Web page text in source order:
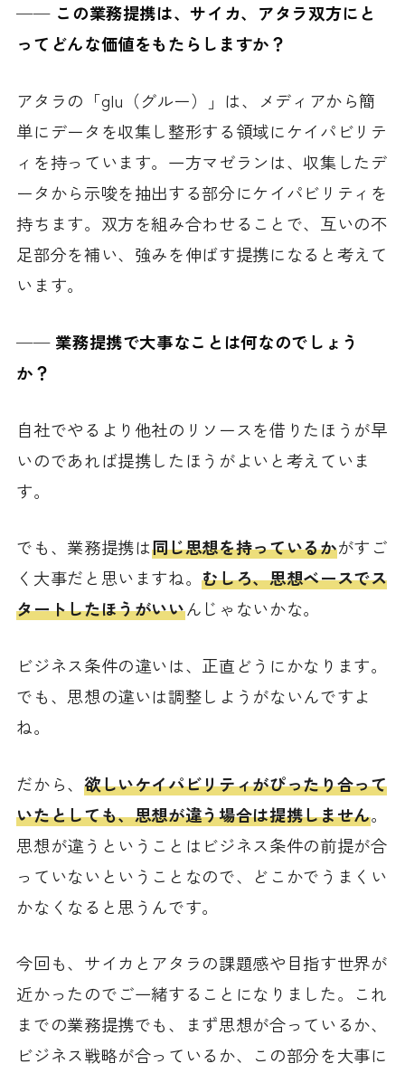
── この業務提携は、サイカ、アタラ双方にと
ってどんな価値をもたらしますか？
アタラの「glu（グルー）」は、メディアから簡
単にデータを収集し整形する領域にケイパビリテ
ィを持っています。一方マゼランは、収集したデ
ータから示唆を抽出する部分にケイパビリティを
持ちます。双方を組み合わせることで、互いの不
足部分を補い、強みを伸ばす提携になると考えて
います。
── 業務提携で大事なことは何なのでしょう
か？
自社でやるより他社のリソースを借りたほうが早
いのであれば提携したほうがよいと考えていま
す。
でも、業務提携は同じ思想を持っているかがすご
く大事だと思いますね。むしろ、思想ベースでス
タートしたほうがいいんじゃないかな。
ビジネス条件の違いは、正直どうにかなります。
でも、思想の違いは調整しようがないんですよ
ね。
だから、 欲しいケイパビリティがぴったり合って
いたとしても、思想が違う場合は提携しません。
思想が違うということはビジネス条件の前提が合
っていないということなので、どこかでうまくい
かなくなると思うんです。
今回も、サイカとアタラの課題感や目指す世界が
近かったのでご一緒することになりました。これ
までの業務提携でも、まず思想が合っているか、
ビジネス戦略が合っているか、この部分を大事に